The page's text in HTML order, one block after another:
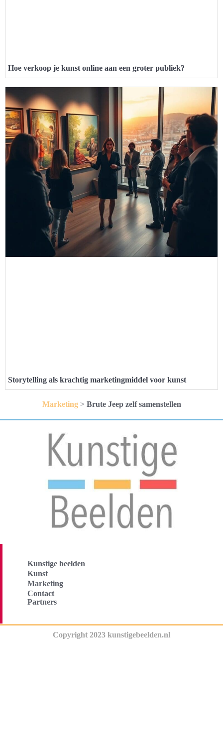
Hoe verkoop je kunst online aan een groter publiek?
Storytelling als krachtig marketingmiddel voor kunst
Marketing> Brute Jeep zelf samenstellen
Kunstige beelden
Kunst
Marketing
Contact
Partners
Copyright 2023 kunstigebeelden.nl